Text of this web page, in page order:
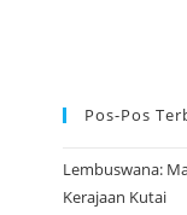
Pos-Pos
Lembuswana:
Kerajaan Kutai